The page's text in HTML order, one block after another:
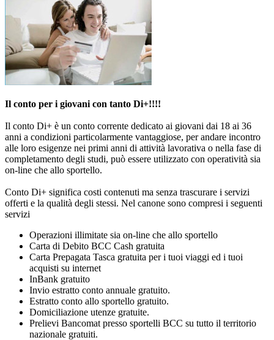
Il conto per i giovani con tanto Di+!!!!
Il conto Di+ è un conto corrente dedicato ai giovani dai 18 ai 36
anni a condizioni particolarmente vantaggiose, per andare incontro
alle loro esigenze nei primi anni di attività lavorativa o nella fase di
completamento degli studi, può essere utilizzato con operatività sia
on-line che allo sportello.
Conto Di+ significa costi contenuti ma senza trascurare i servizi
offerti e la qualità degli stessi. Nel canone sono compresi i seguenti
servizi
Operazioni illimitate sia on-line che allo sportello
Carta di Debito BCC Cash gratuita
Carta Prepagata Tasca gratuita per i tuoi viaggi ed i tuoi
acquisti su internet
InBank gratuito
Invio estratto conto annuale gratuito.
Estratto conto allo sportello gratuito.
Domiciliazione utenze gratuite.
Prelievi Bancomat presso sportelli BCC su tutto il territorio
nazionale gratuiti.